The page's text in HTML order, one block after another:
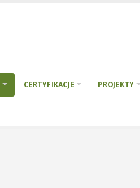
CERTYFIKACJE PROJEKTY